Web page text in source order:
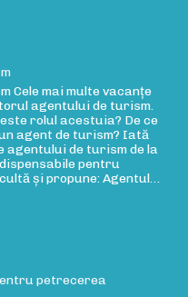
Cele mai multe vacanțe
agentului de turism.
rolul acestuia? De ce
agent de turism? Iată
de turism de la
pentru
și propune: Agentul…
petrecerea